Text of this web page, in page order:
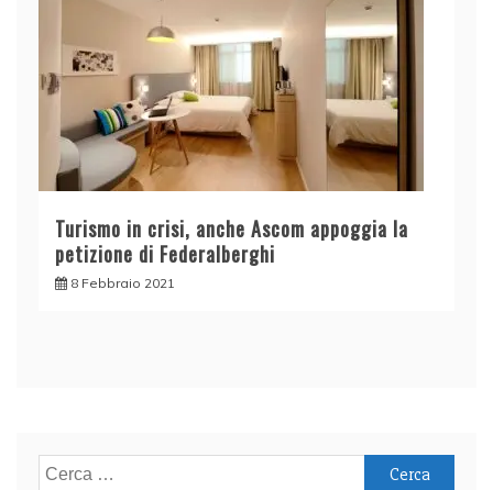
Turismo in crisi, anche Ascom appoggia la
petizione di Federalberghi
8 Febbraio 2021
Ricerca